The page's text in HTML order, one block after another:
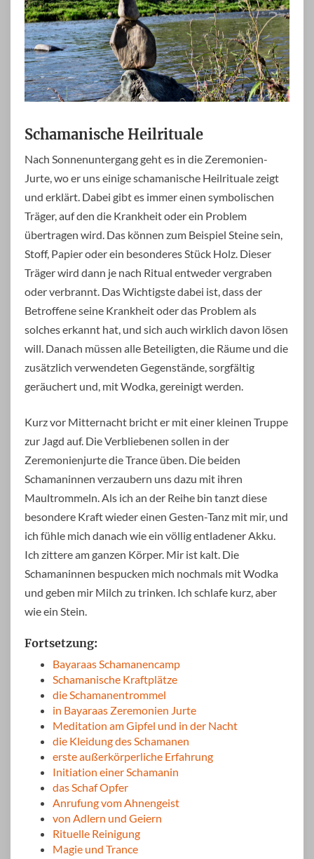
Schamanische Heilrituale
Nach Sonnenuntergang geht es in die Zeremonien-
Jurte, wo er uns einige schamanische Heilrituale zeigt
und erklärt. Dabei gibt es immer einen symbolischen
Träger, auf den die Krankheit oder ein Problem
übertragen wird. Das können zum Beispiel Steine sein,
Stoff, Papier oder ein besonderes Stück Holz. Dieser
Träger wird dann je nach Ritual entweder vergraben
oder verbrannt. Das Wichtigste dabei ist, dass der
Betroffene seine Krankheit oder das Problem als
solches erkannt hat, und sich auch wirklich davon lösen
will. Danach müssen alle Beteiligten, die Räume und die
zusätzlich verwendeten Gegenstände, sorgfältig
geräuchert und, mit Wodka, gereinigt werden.
Kurz vor Mitternacht bricht er mit einer kleinen Truppe
zur Jagd auf. Die Verbliebenen sollen in der
Zeremonienjurte die Trance üben. Die beiden
Schamaninnen verzaubern uns dazu mit ihren
Maultrommeln. Als ich an der Reihe bin tanzt diese
besondere Kraft wieder einen Gesten-Tanz mit mir, und
ich fühle mich danach wie ein völlig entladener Akku.
Ich zittere am ganzen Körper. Mir ist kalt. Die
Schamaninnen bespucken mich nochmals mit Wodka
und geben mir Milch zu trinken. Ich schlafe kurz, aber
wie ein Stein.
Fortsetzung:
Bayaraas Schamanencamp
Schamanische Kraftplätze
die Schamanentrommel
in Bayaraas Zeremonien Jurte
Meditation am Gipfel und in der Nacht
die Kleidung des Schamanen
erste außerkörperliche Erfahrung
Initiation einer Schamanin
das Schaf Opfer
Anrufung vom Ahnengeist
von Adlern und Geiern
Rituelle Reinigung
Magie und Trance